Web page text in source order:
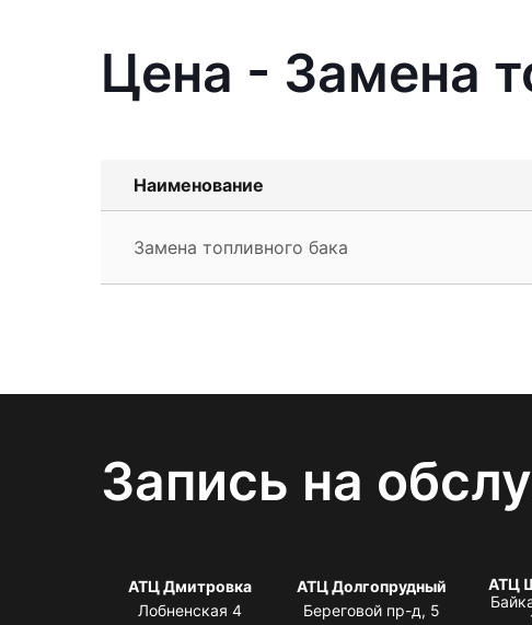
Цена - Замена
Наименование
Замена топливного бака
Запись на
АТЦ Дмитровка
Лобненская 4
АТЦ Долгопрудный
Береговой пр-д, 5
АТЦ